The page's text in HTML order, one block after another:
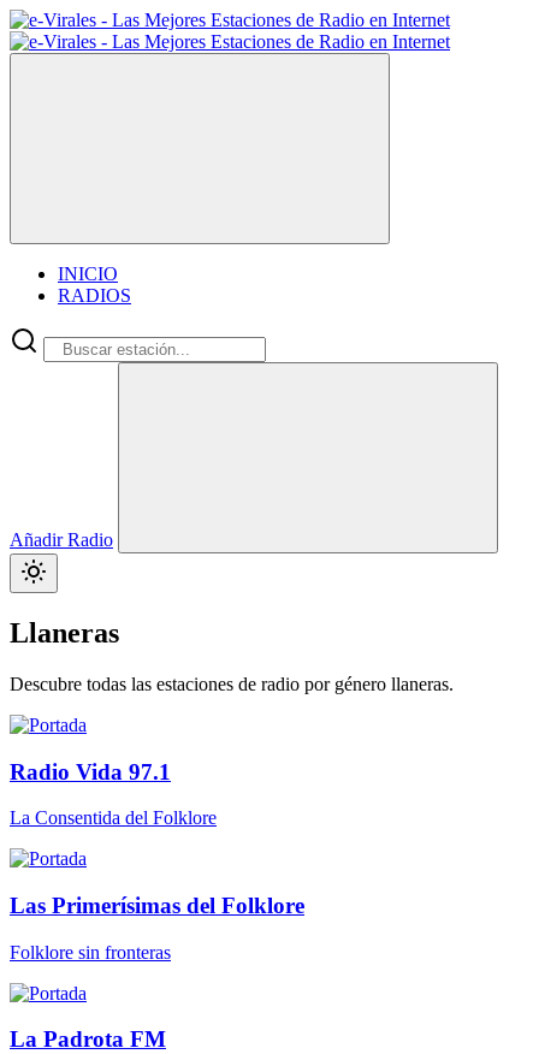
INICIO
RADIOS
Añadir Radio
Llaneras
Descubre todas las estaciones de radio por género llaneras.
Radio Vida 97.1
La Consentida del Folklore
Las Primerísimas del Folklore
Folklore sin fronteras
La Padrota FM